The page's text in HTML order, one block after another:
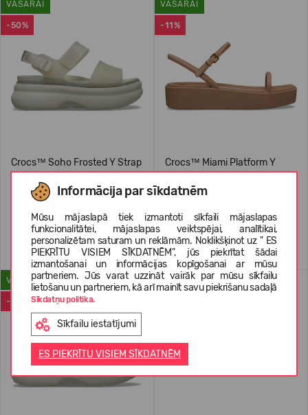
Informācija par sīkdatnēm
Mūsu mājaslapā tiek izmantoti sīkfaili mājaslapas
funkcionalitātei, mājaslapas veiktspējai, analītikai,
personalizētam saturam un reklāmām. Noklikšķinot uz " ES
PIEKRĪTU VISIEM SĪKDATNĒM", jūs piekrītat šādai
izmantošanai un informācijas kopīgošanai ar mūsu
partneriem. Jūs varat uzzināt vairāk par mūsu sīkfailu
lietošanu un partneriem, kā arī mainīt savu piekrišanu sadaļā
Sīkdatņu politika.
Sīkfailu iestatījumi
ES PIEKRĪTU VISIEM SĪKDATNĒM
-50%
VASARAI
Crocs™ Soho Frosted Y Strap
Sandal
29,99 €59.99 (-50%)
-11%
VASARAI
Crocs™ Miami Platform Y
Strap Sandal
39,99 € 44.99
-50%
VASARAI JAUNUMS